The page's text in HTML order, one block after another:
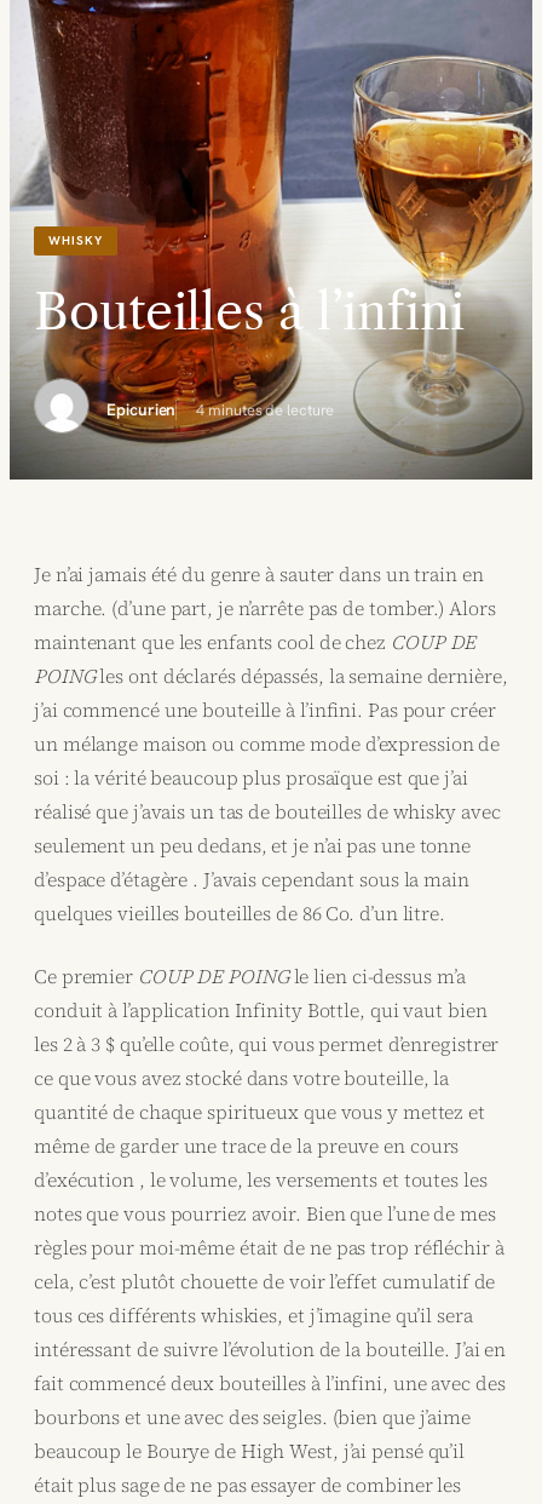
WHISKY
Bouteilles à l’infini
Epicurien 4 minutes de lecture
Je n’ai jamais été du genre à sauter dans un train en
marche. (d’une part, je n’arrête pas de tomber.) Alors
maintenant que les enfants cool de chez COUP DE
POINGles ont déclarés dépassés, la semaine dernière,
j’ai commencé une bouteille à l’infini. Pas pour créer
un mélange maison ou comme mode d’expression de
soi : la vérité beaucoup plus prosaïque est que j’ai
réalisé que j’avais un tas de bouteilles de whisky avec
seulement un peu dedans, et je n’ai pas une tonne
d’espace d’étagère . J’avais cependant sous la main
quelques vieilles bouteilles de 86 Co. d’un litre.
Ce premier COUP DE POINGle lien ci-dessus m’a
conduit à l’application Infinity Bottle, qui vaut bien
les 2 à 3 $ qu’elle coûte, qui vous permet d’enregistrer
ce que vous avez stocké dans votre bouteille, la
quantité de chaque spiritueux que vous y mettez et
même de garder une trace de la preuve en cours
d’exécution , le volume, les versements et toutes les
notes que vous pourriez avoir. Bien que l’une de mes
règles pour moi-même était de ne pas trop réfléchir à
cela, c’est plutôt chouette de voir l’effet cumulatif de
tous ces différents whiskies, et j’imagine qu’il sera
intéressant de suivre l’évolution de la bouteille. J’ai en
fait commencé deux bouteilles à l’infini, une avec des
bourbons et une avec des seigles. (bien que j’aime
beaucoup le Bourye de High West, j’ai pensé qu’il
était plus sage de ne pas essayer de combiner les